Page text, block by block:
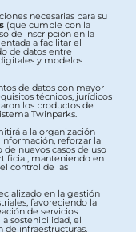
necesarias para su
(que cumple con la
de inscripción en la
a facilitar el
de datos entre
y modelos
de datos con mayor
técnicos, jurídicos
los productos de
Twinparks.
a la organización
reforzar la
nuevos casos de uso
manteniendo en
control de las
en la gestión
favoreciendo la
de servicios
sostenibilidad, el
infraestructuras.